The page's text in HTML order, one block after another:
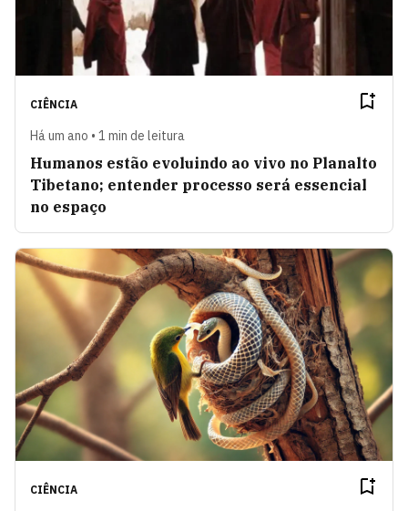
CIÊNCIA
Há um ano • 1 min de leitura
Humanos estão evoluindo ao vivo no Planalto
Tibetano; entender processo será essencial
no espaço
CIÊNCIA